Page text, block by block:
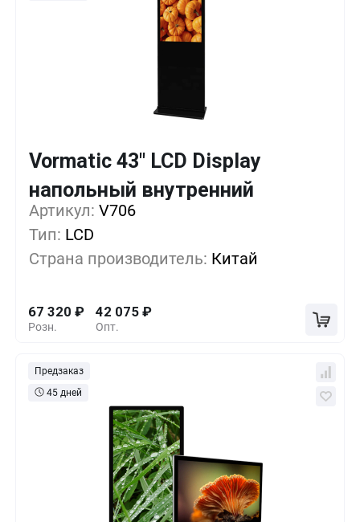
Vormatic 43" LCD Display
напольный внутренний
Артикул: V706
Тип: LCD
Страна производитель: Китай
Розн.
67 320 ₽
Опт.
42 075 ₽
Выгода
1+ 0%
5+
10+ -25%
Предзаказ
45 дней